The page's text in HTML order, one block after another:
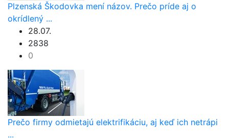
Plzenská Škodovka mení názov. Prečo príde aj o
okrídlený ...
28.07.
2838
0
Prečo firmy odmietajú elektrifikáciu, aj keď ich netrápi
...